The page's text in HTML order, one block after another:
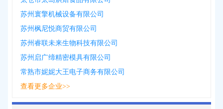
苏州寰擎机械设备有限公司
苏州枫尼悦商贸有限公司
苏州睿联未来生物科技有限公司
苏州启广缔精密模具有限公司
常熟市妮妮大王电子商务有限公司
查看更多企业>>